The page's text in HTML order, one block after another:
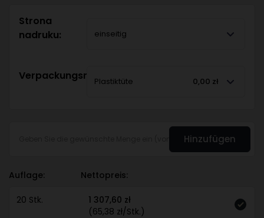
Strona
nadruku:
einseitig
Verpackungsmethode:
Plastiktüte 0,00 zł
Hinzufügen
Auflage: Nettopreis:
20 Stk.
1 307,60 zł
(65,38 zł/Stk.)